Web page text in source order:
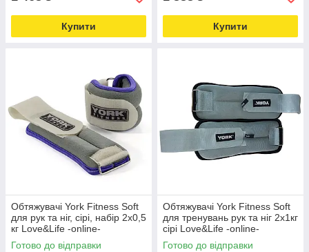
Купити Купити
Обтяжувачі York Fitness Soft
для рук та ніг, сірі, набір 2х0,5
кг Love&Life -online-
multimarket-
Готово до відправки
Обтяжувачі York Fitness Soft
для тренувань рук та ніг 2х1кг
сірі Love&Life -online-
multimarket-
Готово до відправки